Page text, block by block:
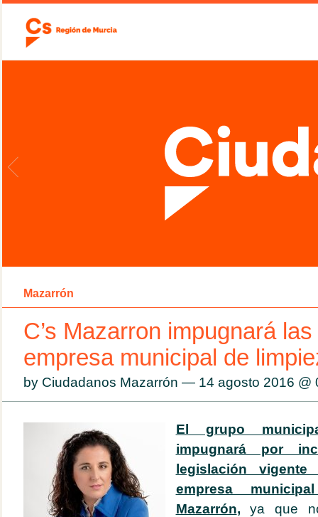
Mazarrón
C’s Mazarron impugnará
empresa municipal de
by Ciudadanos Mazarrón — 14 agosto 2016 @
El grupo
impugnará por
legislación
empresa
Mazarrón, ya que